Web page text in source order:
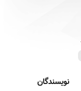
نویسندگان